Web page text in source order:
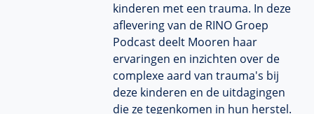
kinderen met een trauma. In deze
aflevering van de RINO Groep
Podcast deelt Mooren haar
ervaringen en inzichten over de
complexe aard van trauma's bij
deze kinderen en de uitdagingen
die ze tegenkomen in hun herstel.